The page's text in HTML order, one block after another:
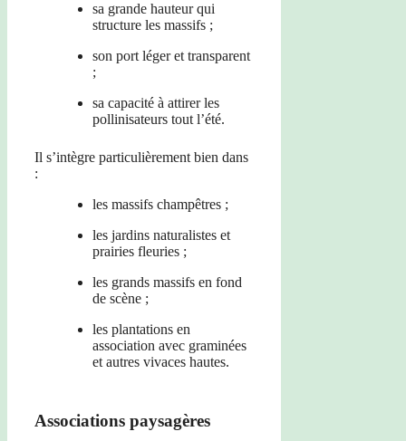
sa grande hauteur qui
structure les massifs ;
son port léger et transparent
;
sa capacité à attirer les
pollinisateurs tout l’été.
Il s’intègre particulièrement bien dans
:
les massifs champêtres ;
les jardins naturalistes et
prairies fleuries ;
les grands massifs en fond
de scène ;
les plantations en
association avec graminées
et autres vivaces hautes.
Associations paysagères